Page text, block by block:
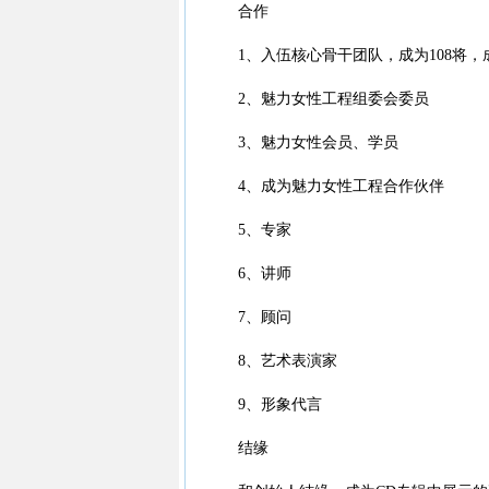
合作
1、入伍核心骨干团队，成为108将，
2、魅力女性工程组委会委员
3、魅力女性会员、学员
4、成为魅力女性工程合作伙伴
5、专家
6、讲师
7、顾问
8、艺术表演家
9、形象代言
结缘